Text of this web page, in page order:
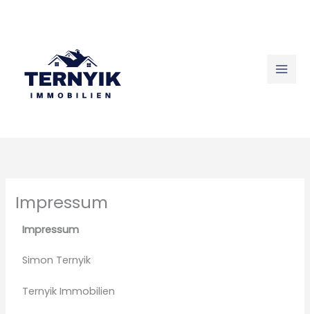
Impressum
Impressum
Simon Ternyik
Ternyik Immobilien